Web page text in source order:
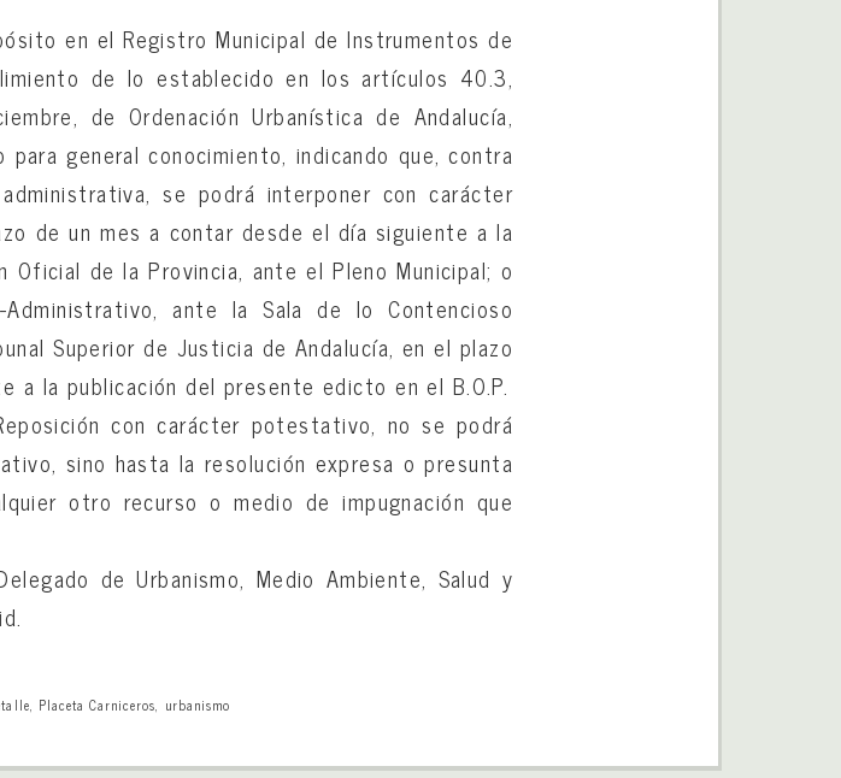
en el Registro Municipal de Instrumentos de
de lo establecido en los artículos 40.3,
de Ordenación Urbanística de Andalucía,
general conocimiento, indicando que, contra
se podrá interponer con carácter
de un mes a contar desde el día siguiente a la
de la Provincia, ante el Pleno Municipal; o
ante la Sala de lo Contencioso
Superior de Justicia de Andalucía, en el plazo
la publicación del presente edicto en el B.O.P.
con carácter potestativo, no se podrá
sino hasta la resolución expresa o presunta
otro recurso o medio de impugnación que
de Urbanismo, Medio Ambiente, Salud y
, Placeta Carniceros, urbanismo